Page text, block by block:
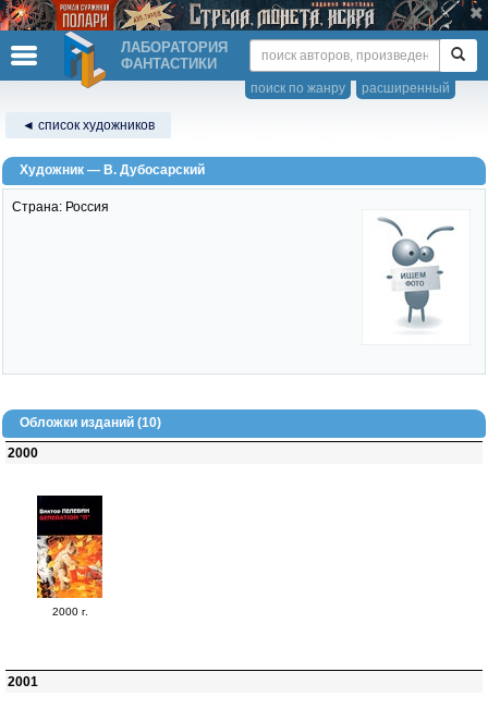
ЛАБОРАТОРИЯ
ФАНТАСТИКИ
расширенный
поиск по жанру
◄ список художников
Художник — В. Дубосарский
Страна: Россия
Обложки изданий (10)
2000
2000 г.
2001